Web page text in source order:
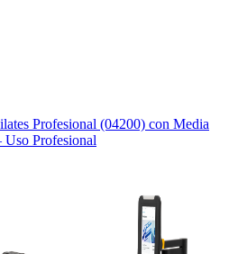
Profesional (04200) con Media
Uso Profesional